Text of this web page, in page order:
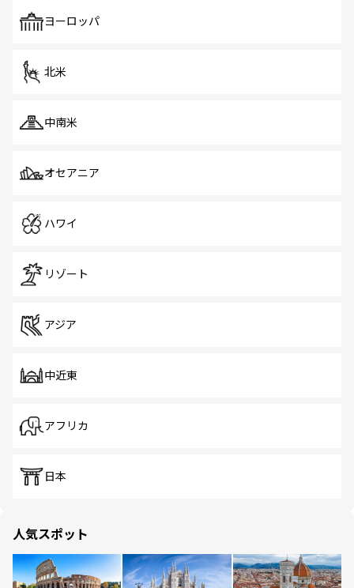
で、ホーカーズは地元の風情を楽しめる外せないスポット
ヨーロッパ
北米
中南米
オセアニア
ハワイ
リゾート
アジア
中近東
アフリカ
日本
人気スポット